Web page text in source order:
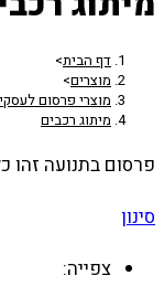
דף הבית>
מוצרים>
מוצרי פרסום
מיתוג רכבים
פרסום בתנועה זהו
סינון
צפייה: